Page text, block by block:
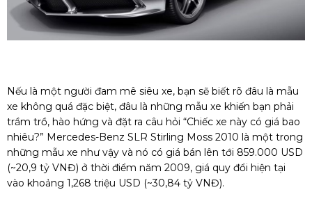
Nếu là một người đam mê siêu xe, bạn sẽ biết rõ đâu là mẫu
xe không quá đặc biệt, đâu là những mẫu xe khiến bạn phải
trầm trồ, hào hứng và đặt ra câu hỏi “Chiếc xe này có giá bao
nhiêu?” Mercedes-Benz SLR Stirling Moss 2010 là một trong
những mẫu xe như vậy và nó có giá bán lên tới 859.000 USD
(~20,9 tỷ VNĐ) ở thời điểm năm 2009, giá quy đổi hiện tại
vào khoảng 1,268 triệu USD (~30,84 tỷ VNĐ).